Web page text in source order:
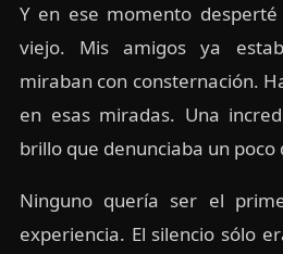
Y en ese momento
viejo. Mis amigos ya
miraban con consternación.
en esas miradas. Una
brillo que denunciaba un poco
Ninguno quería ser el
experiencia. El silencio sólo